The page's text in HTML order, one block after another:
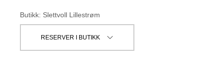
Butikk: Slettvoll Lillestrøm
RESERVER I BUTIKK